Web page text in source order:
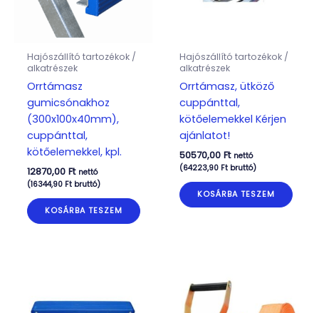
Hajószállító tartozékok /
alkatrészek
Orrtámasz
gumicsónakhoz
(300x100x40mm),
cuppánttal,
kötőelemekkel, kpl.
12870,00 Ft nettó
(16344,90 Ftbruttó)
KOSÁRBA TESZEM
Hajószállító tartozékok /
alkatrészek
Orrtámasz, ütköző
cuppánttal,
kötőelemekkel Kérjen
ajánlatot!
50570,00 Ft nettó
(64223,90 Ftbruttó)
KOSÁRBA TESZEM